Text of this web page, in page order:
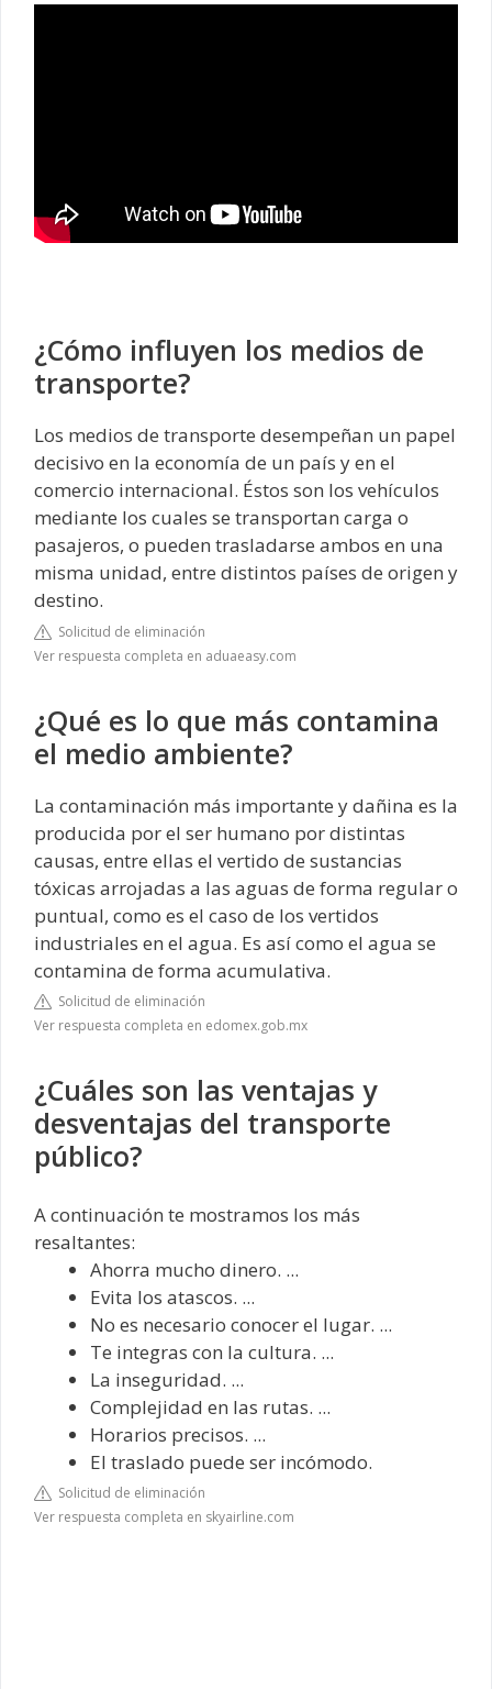
¿Cómo influyen los medios de
transporte?
Los medios de transporte desempeñan un papel
decisivo en la economía de un país y en el
comercio internacional. Éstos son los vehículos
mediante los cuales se transportan carga o
pasajeros, o pueden trasladarse ambos en una
misma unidad, entre distintos países de origen y
destino.
Solicitud de eliminación
Ver respuesta completa en aduaeasy.com
¿Qué es lo que más contamina
el medio ambiente?
La contaminación más importante y dañina es la
producida por el ser humano por distintas
causas, entre ellas el vertido de sustancias
tóxicas arrojadas a las aguas de forma regular o
puntual, como es el caso de los vertidos
industriales en el agua. Es así como el agua se
contamina de forma acumulativa.
Solicitud de eliminación
Ver respuesta completa en edomex.gob.mx
¿Cuáles son las ventajas y
desventajas del transporte
público?
A continuación te mostramos los más
resaltantes:
Ahorra mucho dinero. ...
Evita los atascos. ...
No es necesario conocer el lugar. ...
Te integras con la cultura. ...
La inseguridad. ...
Complejidad en las rutas. ...
Horarios precisos. ...
El traslado puede ser incómodo.
Solicitud de eliminación
Ver respuesta completa en skyairline.com